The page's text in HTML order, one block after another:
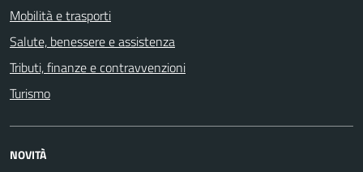
Mobilità e trasporti
Salute, benessere e assistenza
Tributi, finanze e contravvenzioni
Turismo
NOVITÀ